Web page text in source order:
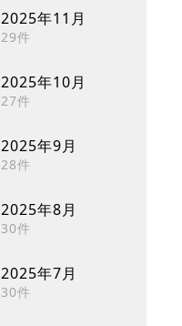
2025年11月
29件
2025年10月
27件
2025年9月
28件
2025年8月
30件
2025年7月
30件